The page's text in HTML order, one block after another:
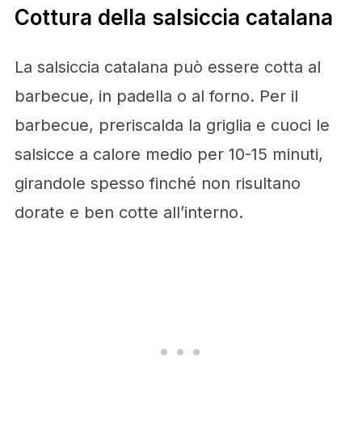
Cottura della salsiccia catalana
La salsiccia catalana può essere cotta al
barbecue, in padella o al forno. Per il
barbecue, preriscalda la griglia e cuoci le
salsicce a calore medio per 10-15 minuti,
girandole spesso finché non risultano
dorate e ben cotte all’interno.